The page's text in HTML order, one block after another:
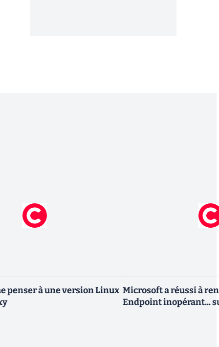
penser à une version Linux Microsoft a réussi à
Endpoint inopérant...